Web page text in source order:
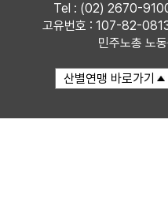
Tel : (02) 2670-
고유번호 : 107-82-
민주노총 노